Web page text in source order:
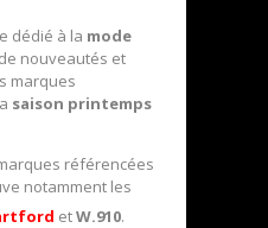
dédié à la mode
nouveautés et
marques
saison printemps
référencées
notamment les
etW.910.